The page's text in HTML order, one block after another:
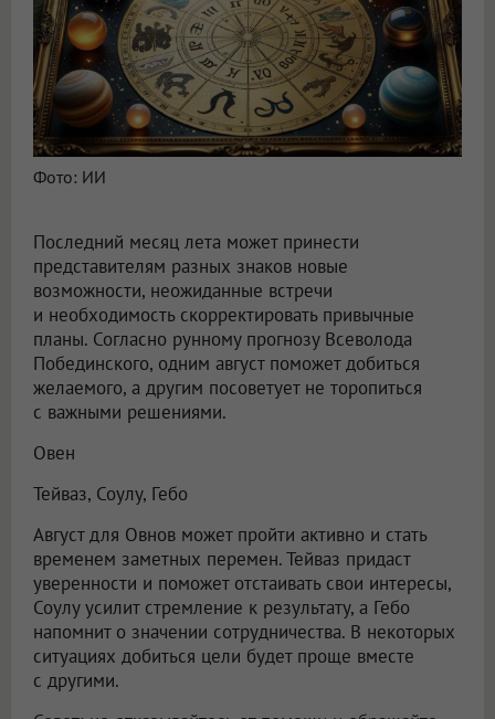
Фото: ИИ
Последний месяц лета может принести
представителям разных знаков новые
возможности, неожиданные встречи
и необходимость скорректировать привычные
планы. Согласно рунному прогнозу Всеволода
Побединского, одним август поможет добиться
желаемого, а другим посоветует не торопиться
с важными решениями.
Овен
Тейваз, Соулу, Гебо
Август для Овнов может пройти активно и стать
временем заметных перемен. Тейваз придаст
уверенности и поможет отстаивать свои интересы,
Соулу усилит стремление к результату, а Гебо
напомнит о значении сотрудничества. В некоторых
ситуациях добиться цели будет проще вместе
с другими.